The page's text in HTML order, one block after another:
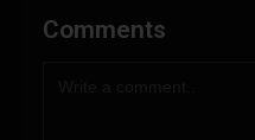
Comments